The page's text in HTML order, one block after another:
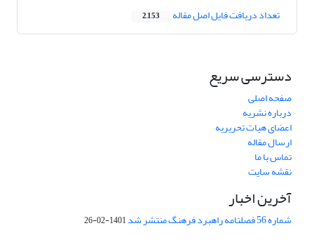
تعداد دریافت فایل اصل مقاله 2,153
دسترسی سریع
صفحه اصلی
درباره نشریه
اعضای هیات تحریریه
ارسال مقاله
تماس با ما
نقشه سایت
آخرین اخبار
شماره 56 فصلنامه راهبرد فرهنگ منتشر شد 1401-02-26